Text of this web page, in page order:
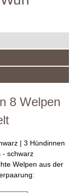
8 Welpen
| 3 Hündinnen
- schwarz
Welpen aus der